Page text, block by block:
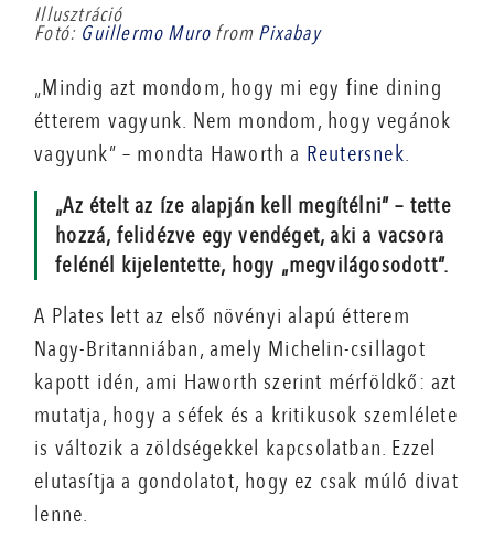
Illusztráció
Fotó: Guillermo Muro from Pixabay
„Mindig azt mondom, hogy mi egy fine dining
étterem vagyunk. Nem mondom, hogy vegánok
vagyunk” – mondta Haworth a Reutersnek.
„Az ételt az íze alapján kell megítélni” – tette
hozzá, felidézve egy vendéget, aki a vacsora
felénél kijelentette, hogy „megvilágosodott”.
A Plates lett az első növényi alapú étterem
Nagy-Britanniában, amely Michelin-csillagot
kapott idén, ami Haworth szerint mérföldkő: azt
mutatja, hogy a séfek és a kritikusok szemlélete
is változik a zöldségekkel kapcsolatban. Ezzel
elutasítja a gondolatot, hogy ez csak múló divat
lenne.